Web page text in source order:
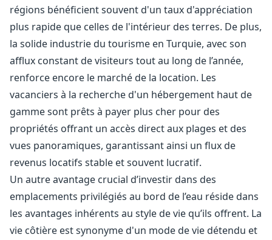
régions bénéficient souvent d'un taux d'appréciation
plus rapide que celles de l'intérieur des terres. De plus,
la solide industrie du tourisme en Turquie, avec son
afflux constant de visiteurs tout au long de l’année,
renforce encore le marché de la location. Les
vacanciers à la recherche d'un hébergement haut de
gamme sont prêts à payer plus cher pour des
propriétés offrant un accès direct aux plages et des
vues panoramiques, garantissant ainsi un flux de
revenus locatifs stable et souvent lucratif.
Un autre avantage crucial d’investir dans des
emplacements privilégiés au bord de l’eau réside dans
les avantages inhérents au style de vie qu’ils offrent. La
vie côtière est synonyme d'un mode de vie détendu et